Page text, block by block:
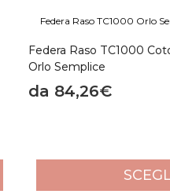
Federa Raso TC1000 Orlo
Federa Raso TC1000
Orlo Semplice
da 84,26€